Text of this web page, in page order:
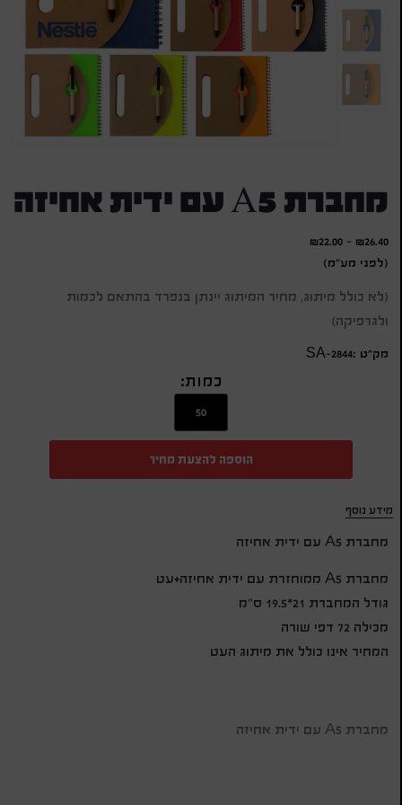
מחברת A5 עם ידית אחיזה
₪26.40
-
₪22.00
(לפני מע"מ)
(לא כולל מיתוג, מחיר המיתוג יינתן בנפרד בהתאם לכמות
ולגרפיקה)
מק״ט :SA-2844
כמות:
הוספה להצעת מחיר
מידע נוסף
מחברת A5 עם ידית אחיזה
מחברת A5 ממוחזרת עם ידית אחיזה+עט
גודל המחברת 21*19.5 ס"מ
מכילה 72 דפי שורה
המחיר אינו כולל את מיתוג העט
מחברת A5 עם ידית אחיזה